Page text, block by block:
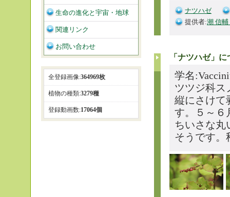
ナツハゼ
提供者:潮 信
「ナツハゼ」
学名
ツツジ科ス
縦にさけて
す。５～６
ちいさな丸
そうです。
生命の進化と宇宙・地球
関連リンク
お問い合わせ
全登録画像:364969枚
植物の種類:3279種
登録動画数:17064個